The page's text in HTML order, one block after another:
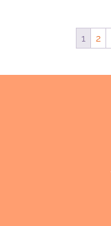
1 2